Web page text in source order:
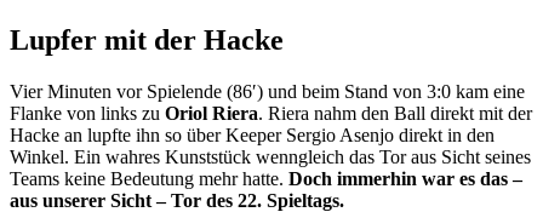
Lupfer mit der Hacke
Vier Minuten vor Spielende (86′) und beim Stand von 3:0 kam eine
Flanke von links zu Oriol Riera. Riera nahm den Ball direkt mit der
Hacke an lupfte ihn so über Keeper Sergio Asenjo direkt in den
Winkel. Ein wahres Kunststück wenngleich das Tor aus Sicht seines
Teams keine Bedeutung mehr hatte. Doch immerhin war es das –
aus unserer Sicht – Tor des 22. Spieltags.